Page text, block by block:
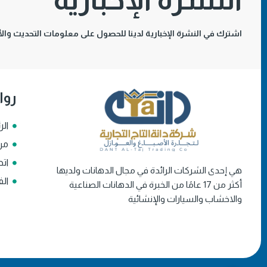
اشترك في النشرة الإخبارية لدينا للحصول على معلومات التحديث
هي إحدى الشركات الرائدة في مجال الدهانات ولديها
أكثر من 17 عامًا من الخبرة في الدهانات الصناعية
والاخشاب والسيارات والإنشائية